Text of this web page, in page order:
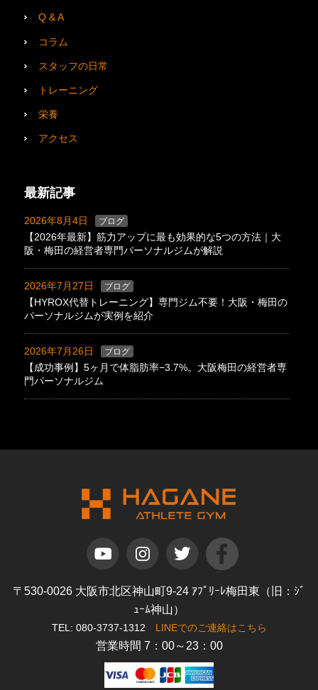
Q & A
コラム
スタッフの日常
トレーニング
栄養
アクセス
最新記事
2026年8月4日 ブログ
【2026年最新】筋力アップに最も効果的な5つの方法｜大
阪・梅田の経営者専門パーソナルジムが解説
2026年7月27日 ブログ
【HYROX代替トレーニング】専門ジム不要！大阪・梅田の
パーソナルジムが実例を紹介
2026年7月26日 ブログ
【成功事例】5ヶ月で体脂肪率−3.7%。大阪梅田の経営者専
門パーソナルジム
〒530-0026 大阪市北区神山町9-24 ｱﾌﾟﾘｰﾚ梅田東（旧：ｼﾞ
ｭｰﾑ神山）
TEL: 080-3737-1312 LINEでのご連絡はこちら
営業時間 7：00～23：00